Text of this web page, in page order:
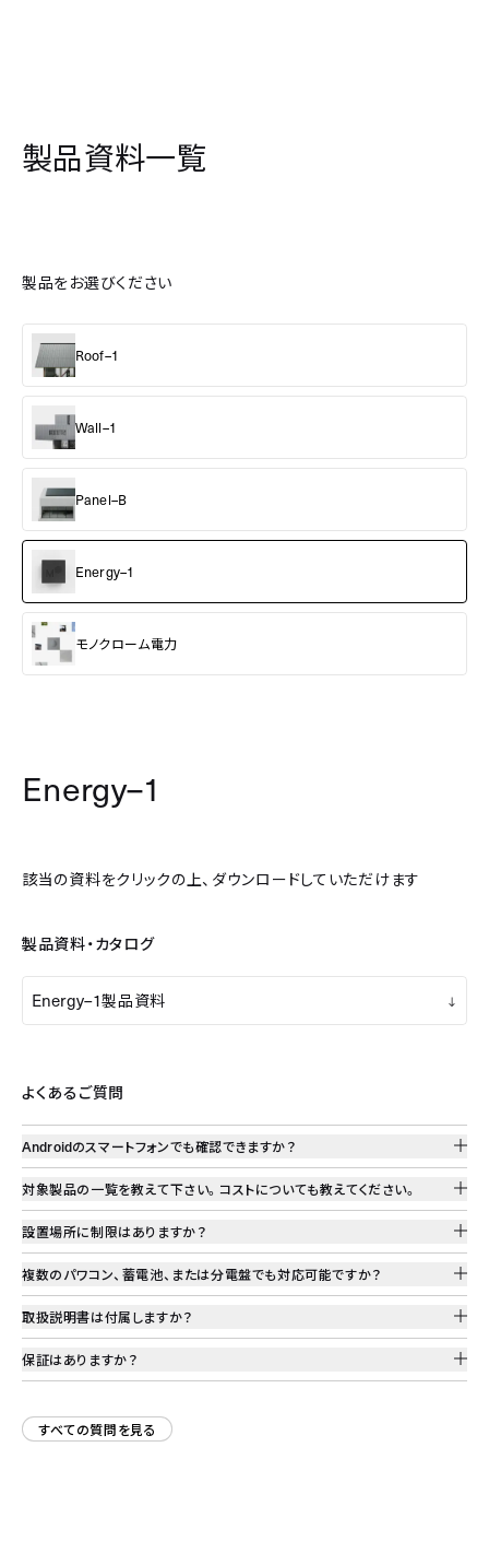
製品資料一覧
製品をお選びください
Roof–1
Wall–1
Panel–B
Energy–1
モノクローム電力
Energy–1
該当の資料をクリックの上、ダウンロードしていただけます
製品資料・カタログ
Energy–1製品資料
よくあるご質問
Androidのスマートフォンでも確認できますか？
対象製品の一覧を教えて下さい。コストについても教えてください。
設置場所に制限はありますか？
複数のパワコン、蓄電池、または分電盤でも対応可能ですか？
取扱説明書は付属しますか？
保証はありますか？
すべての質問を見る